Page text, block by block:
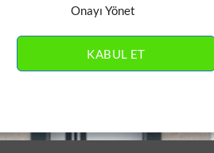
Onayı Yönet
KABUL ET